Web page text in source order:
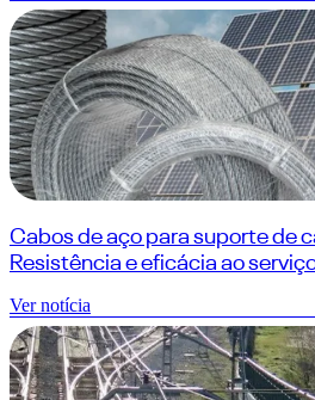
Cabos de aço para suporte de
Resistência e eficácia ao
Ver notícia